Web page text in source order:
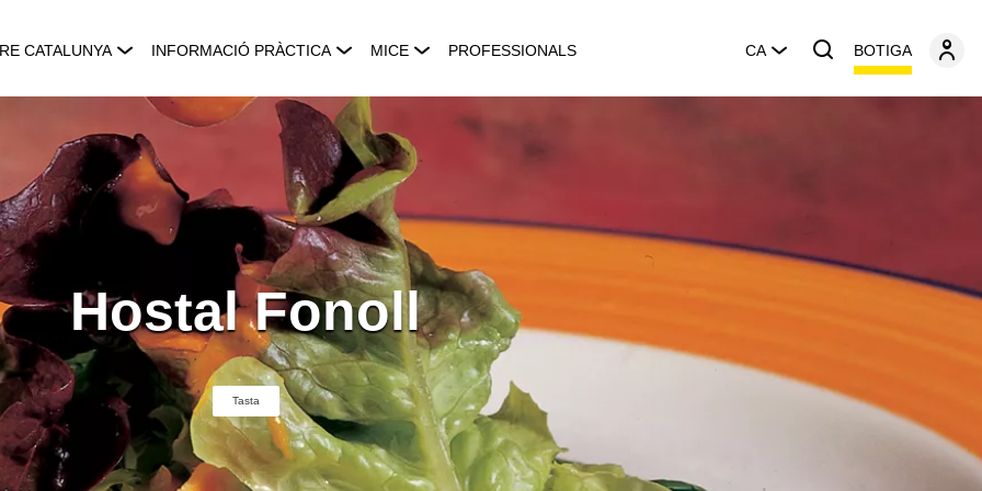
CATALUNYA INFORMACIÓ PRÀCTICA MICE PROFESSIONALS CA BOTIGA
Hostal Fonoll
Tasta